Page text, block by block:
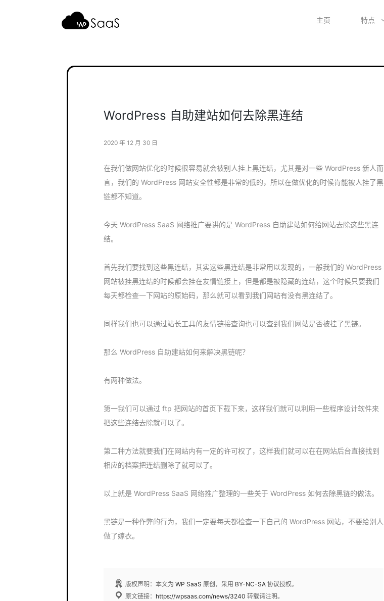
主页 特点
WordPress 自助建站如何去除黑连结
2020 年 12 月 30 日
在我们做网站优化的时候很容易就会被别人挂上黑连结，尤其是对一些 WordPress 新人而
言，我们的 WordPress 网站安全性都是非常的低的，所以在做优化的时候肯能被人挂了黑
链都不知道。
今天 WordPress SaaS 网络推广要讲的是 WordPress 自助建站如何给网站去除这些黑连
结。
首先我们要找到这些黑连结，其实这些黑连结是非常用以发现的，一般我们的 WordPress
网站被挂黑连结的时候都会挂在友情链接上，但是都是被隐藏的连结，这个时候只要我们
每天都检查一下网站的原始码，那么就可以看到我们网站有没有黑连结了。
同样我们也可以通过站长工具的友情链接查询也可以查到我们网站是否被挂了黑链。
那么 WordPress 自助建站如何来解决黑链呢？
有两种做法。
第一我们可以通过 ftp 把网站的首页下载下来，这样我们就可以利用一些程序设计软件来
把这些连结去除就可以了。
第二种方法就要我们在网站内有一定的许可权了，这样我们就可以在在网站后台直接找到
相应的档案把连结删除了就可以了。
以上就是 WordPress SaaS 网络推广整理的一些关于 WordPress 如何去除黑链的做法。
黑链是一种作弊的行为，我们一定要每天都检查一下自己的 WordPress 网站，不要给别人
做了嫁衣。
版权声明：本文为 WP SaaS 原创，采用 BY-NC-SA 协议授权。
原文链接： https://wpsaas.com/news/3240 转载请注明。